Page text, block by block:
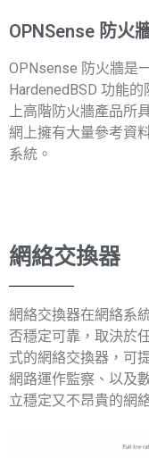
OPNSense 防火
OPNsense 防火牆是
HardenedBSD 功能
上高階防火牆產品所
網上擁有大量參考資
系統。
網絡交換器
網絡交換器在網絡系
否穩定可靠，取決於
式的網絡交換器，可
網路運作監察、以及
立穩定又不昂貴的網